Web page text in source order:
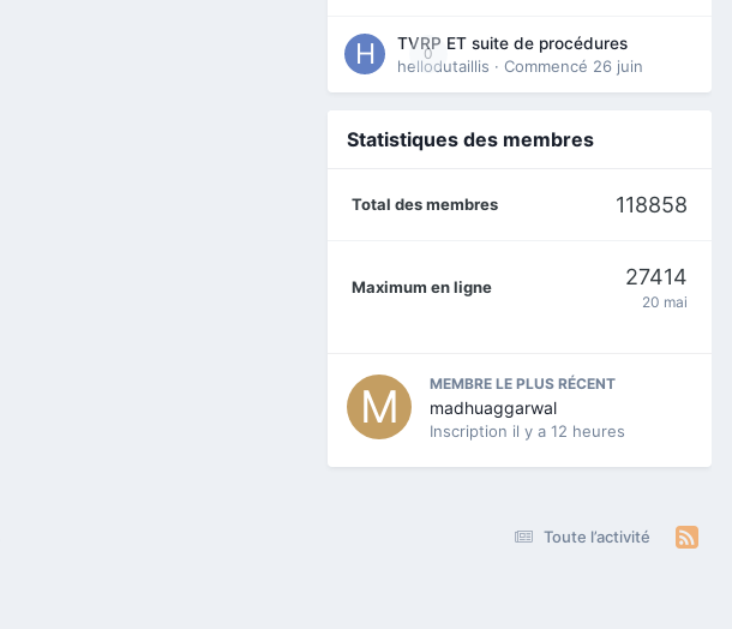
0
TVRP ET suite de procédures
hellodutaillis · Commencé 26 juin
Statistiques des membres
Total des membres 118858
Maximum en ligne 27414
20 mai
MEMBRE LE PLUS RÉCENT
madhuaggarwal
Inscription il y a 12 heures
Toute l’activité